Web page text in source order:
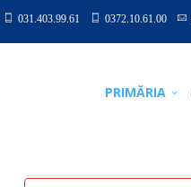
031.403.99.61 0372.10.61.00
PRIMĂRIA